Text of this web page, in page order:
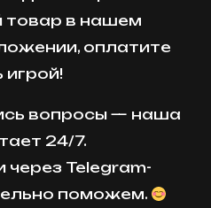
товар в нашем
оплатите
вопросы — наша
24/7.
Telegram-
поможем.